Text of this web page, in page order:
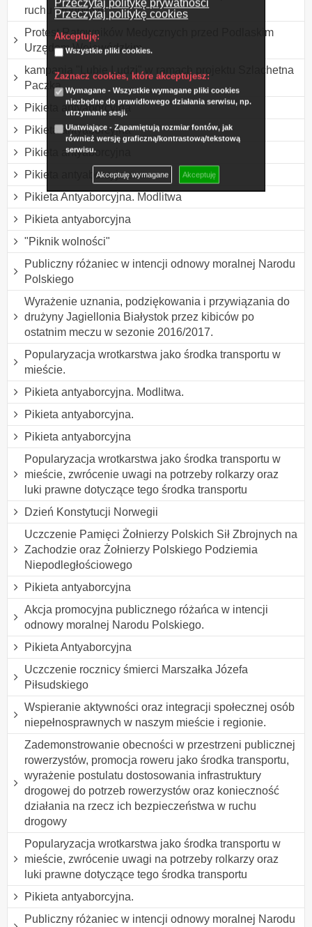
Przeczytaj politykę prywatności
Przeczytaj politykę cookies
Akceptuję:
Wszystkie pliki cookies.
Zaznacz cookies, które akceptujesz:
Wymagane - Wszystkie wymagane pliki cookies
niezbędne do prawidłowego działania serwisu, np.
utrzymanie sesji.
Ułatwiające - Zapamiętują rozmiar fontów, jak
również wersję graficzną/kontrastową/tekstową
serwisu.
Akceptuję wymagane Akceptuję
ruchu drogowym
Protest Ratowników Medycznych przed Podlaskim
Urzędem Wojewódzkim
kampania "Lubię Ludzi" w ramach projektu Szlachetna
Paczka
Pikieta antyaborcyjna
Pikieta antyaborcyjna
Pikieta antyaborcyjna
Pikieta antyaborcyjna
Pikieta Antyaborcyjna. Modlitwa
Pikieta antyaborcyjna
"Piknik wolności"
Publiczny różaniec w intencji odnowy moralnej Narodu
Polskiego
Wyrażenie uznania, podziękowania i przywiązania do
drużyny Jagiellonia Białystok przez kibiców po
ostatnim meczu w sezonie 2016/2017.
Popularyzacja wrotkarstwa jako środka transportu w
mieście.
Pikieta antyaborcyjna. Modlitwa.
Pikieta antyaborcyjna.
Pikieta antyaborcyjna
Popularyzacja wrotkarstwa jako środka transportu w
mieście, zwrócenie uwagi na potrzeby rolkarzy oraz
luki prawne dotyczące tego środka transportu
Dzień Konstytucji Norwegii
Uczczenie Pamięci Żołnierzy Polskich Sił Zbrojnych na
Zachodzie oraz Żołnierzy Polskiego Podziemia
Niepodległościowego
Pikieta antyaborcyjna
Akcja promocyjna publicznego różańca w intencji
odnowy moralnej Narodu Polskiego.
Pikieta Antyaborcyjna
Uczczenie rocznicy śmierci Marszałka Józefa
Piłsudskiego
Wspieranie aktywności oraz integracji społecznej osób
niepełnosprawnych w naszym mieście i regionie.
Zademonstrowanie obecności w przestrzeni publicznej
rowerzystów, promocja roweru jako środka transportu,
wyrażenie postulatu dostosowania infrastruktury
drogowej do potrzeb rowerzystów oraz konieczność
działania na rzecz ich bezpieczeństwa w ruchu
drogowy
Popularyzacja wrotkarstwa jako środka transportu w
mieście, zwrócenie uwagi na potrzeby rolkarzy oraz
luki prawne dotyczące tego środka transportu
Pikieta antyaborcyjna.
Publiczny różaniec w intencji odnowy moralnej Narodu